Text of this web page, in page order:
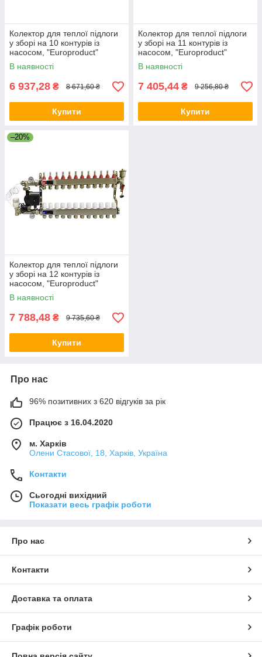
Колектор для теплої підлоги
у зборі на 10 контурів із
насосом, "Europroduct"
НЕРЖАВІЙКА
В наявності
6 937,28 ₴ 8 671,60 ₴
Купити
Колектор для теплої підлоги
у зборі на 11 контурів із
насосом, "Europroduct"
НЕРЖАВІЙКА
В наявності
7 405,44 ₴ 9 256,80 ₴
Купити
–20%
Колектор для теплої підлоги
у зборі на 12 контурів із
насосом, "Europroduct"
НЕРЖАВІЙКА
В наявності
7 788,48 ₴ 9 735,60 ₴
Купити
Про нас
96% позитивних з 620 відгуків за рік
Працює з 16.04.2020
м. Харків
Олени Стасової, 18, Харків, Україна
Контакти
Сьогодні вихідний
Показати весь графік роботи
Про нас
Контакти
Доставка та оплата
Графік роботи